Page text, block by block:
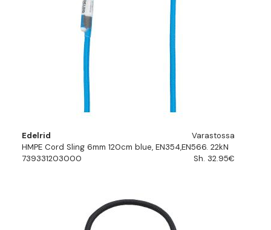
Edelrid
Varastossa
HMPE Cord Sling 6mm 120cm blue, EN354,EN566. 22kN
739331203000
Sh. 32.95€